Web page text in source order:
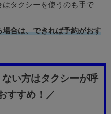
タクシーを使うのも手で
合は、できれば予約がおす
い方はタクシーが呼
すすめ！／